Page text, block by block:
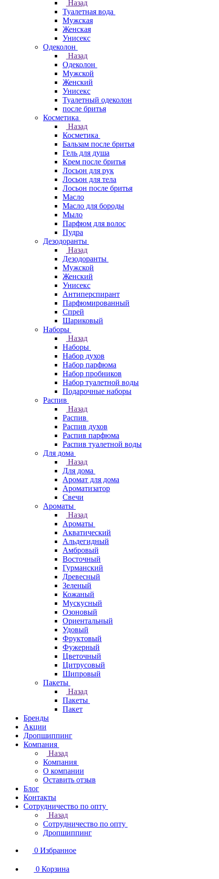
Назад
Туалетная вода
Мужская
Женская
Унисекс
Одеколон
Назад
Одеколон
Мужской
Женский
Унисекс
Туалетный одеколон
после бритья
Косметика
Назад
Косметика
Бальзам после бритья
Гель для душа
Крем после бритья
Лосьон для рук
Лосьон для тела
Лосьон после бритья
Масло
Масло для бороды
Мыло
Парфюм для волос
Пудра
Дезодоранты
Назад
Дезодоранты
Мужской
Женский
Унисекс
Антиперспирант
Парфюмированный
Спрей
Шариковый
Наборы
Назад
Наборы
Набор духов
Набор парфюма
Набор пробников
Набор туалетной воды
Подарочные наборы
Распив
Назад
Распив
Распив духов
Распив парфюма
Распив туалетной воды
Для дома
Назад
Для дома
Аромат для дома
Ароматизатор
Свечи
Ароматы
Назад
Ароматы
Акватический
Альдегидный
Амбровый
Восточный
Гурманский
Древесный
Зеленый
Кожаный
Мускусный
Озоновый
Ориентальный
Удовый
Фруктовый
Фужерный
Цветочный
Цитрусовый
Шипровый
Пакеты
Назад
Пакеты
Пакет
Бренды
Акции
Дропшиппинг
Компания
Назад
Компания
О компании
Оставить отзыв
Блог
Контакты
Сотрудничество по опту
Назад
Сотрудничество по опту
Дропшиппинг
0 Избранное
0 Корзина